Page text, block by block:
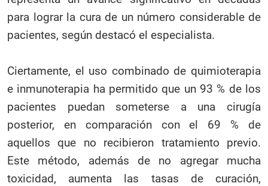
para lograr la cura de un número considerable de
pacientes, según destacó el especialista.
Ciertamente, el uso combinado de quimioterapia
e inmunoterapia ha permitido que un 93 % de los
pacientes puedan someterse a una cirugía
posterior, en comparación con el 69 % de
aquellos que no recibieron tratamiento previo.
Este método, además de no agregar mucha
toxicidad, aumenta las tasas de curación,